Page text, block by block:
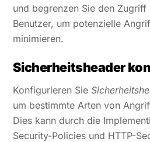
und begrenzen Sie den
Benutzer, um potenzielle
minimieren.
Sicherheitsheader
Konfigurieren Sie
um bestimmte Arten von
Dies kann durch die
Security-Policies und HTTP-